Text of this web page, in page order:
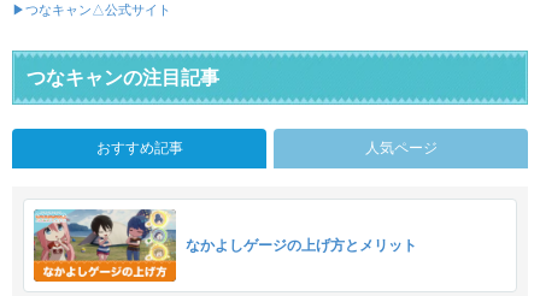
▶つなキャン△公式サイト
つなキャンの注目記事
おすすめ記事 人気ページ
なかよしゲージの上げ方とメリット